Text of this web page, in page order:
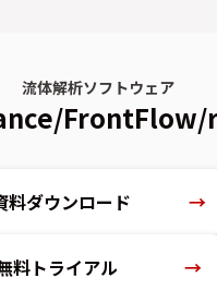
流体解析ソフトウェア
FrontFlow/
料ダウンロード →
料トライアル →